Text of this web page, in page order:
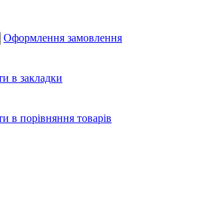
Оформлення замовлення
в закладки
в порівняння товарів